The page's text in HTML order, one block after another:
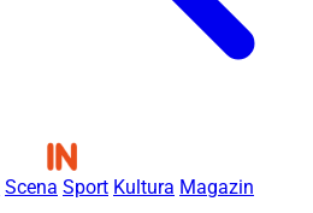
Scena Sport Kultura Magazin